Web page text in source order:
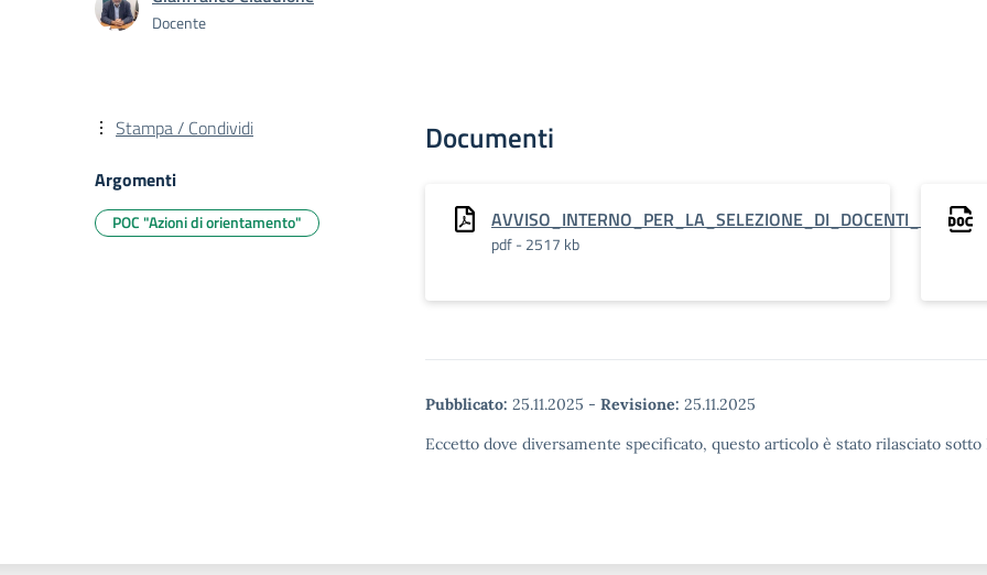
Docente
Documenti
pdf - 2517 kb
Pubblicato: 25.11.2025 - Revisione: 25.11.2025
Eccetto dove diversamente specificato, questo articolo è stato rilasciato
Stampa / Condividi
Argomenti
POC "Azioni di orientamento"